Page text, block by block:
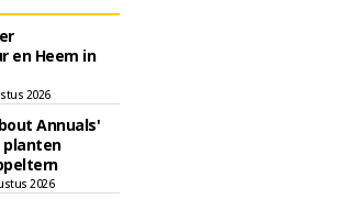
en Heem in
2026
Annuals'
planten
2026